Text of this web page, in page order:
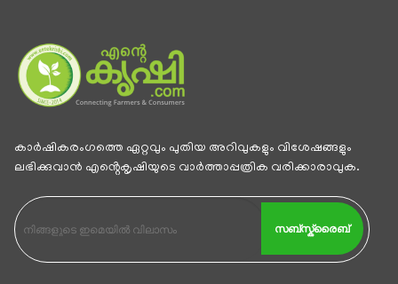
കാര്‍ഷികരംഗത്തെ ഏറ്റവും പുതിയ അറിവുകളും വിശേഷങ്ങളും
ലഭിക്കുവാന്‍ എൻ്റെകൃഷിയുടെ വാര്‍ത്താപ്പത്രിക വരിക്കാരാവുക.
സബ്സ്ക്രൈബ്